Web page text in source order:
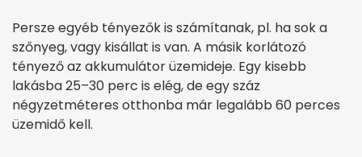
Persze egyéb tényezők is számítanak, pl. ha sok a
szőnyeg, vagy kisállat is van. A másik korlátozó
tényező az akkumulátor üzemideje. Egy kisebb
lakásba 25–30 perc is elég, de egy száz
négyzetméteres otthonba már legalább 60 perces
üzemidő kell.